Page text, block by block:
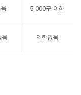
5,000구 이하
음 제한없음